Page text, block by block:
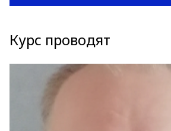
Курс проводят